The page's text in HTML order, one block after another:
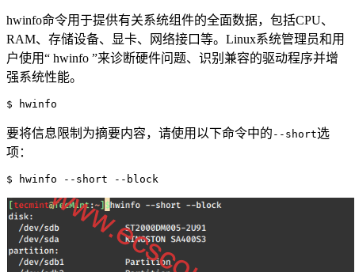
hwinfo命令用于提供有关系统组件的全面数据，包括CPU、
RAM、存储设备、显卡、网络接口等。Linux系统管理员和用
户使用“ hwinfo ”来诊断硬件问题、识别兼容的驱动程序并增
强系统性能。
$ hwinfo
要将信息限制为摘要内容，请使用以下命令中的 --short选
项：
$ hwinfo --short --block